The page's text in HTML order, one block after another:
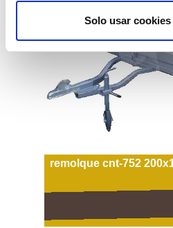
Solo usar
remolque cnt-752